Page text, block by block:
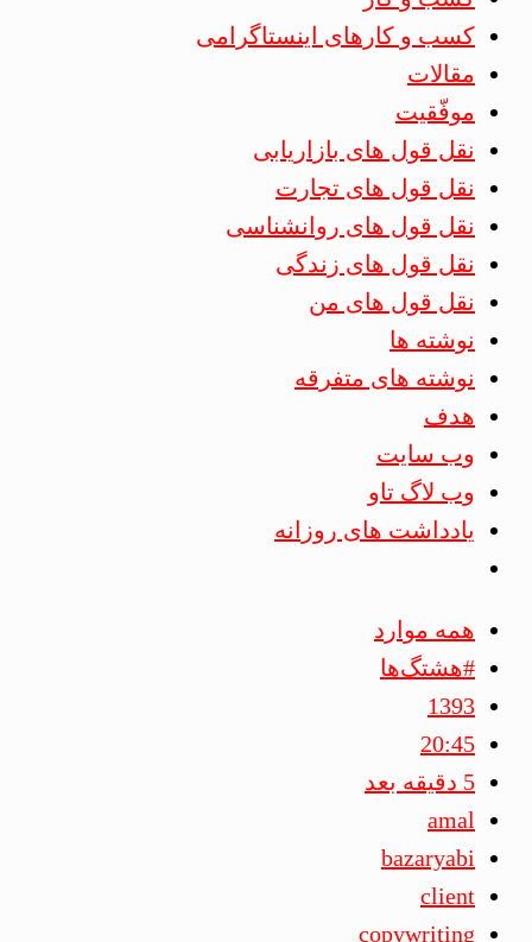
کسب و کارهای اینستاگرامی
مقالات
موفّقیت
نقل قول های بازاریابی
نقل قول های تجارت
نقل قول های روانشناسی
نقل قول های زندگی
نقل قول های من
نوشته ها
نوشته های متفرقه
هدف
وب سایت
وب لاگ تاو
یادداشت های روزانه
همه موارد
#هشتگ‌ها
1393
20:45
5 دقیقه بعد
amal
bazaryabi
client
copywriting